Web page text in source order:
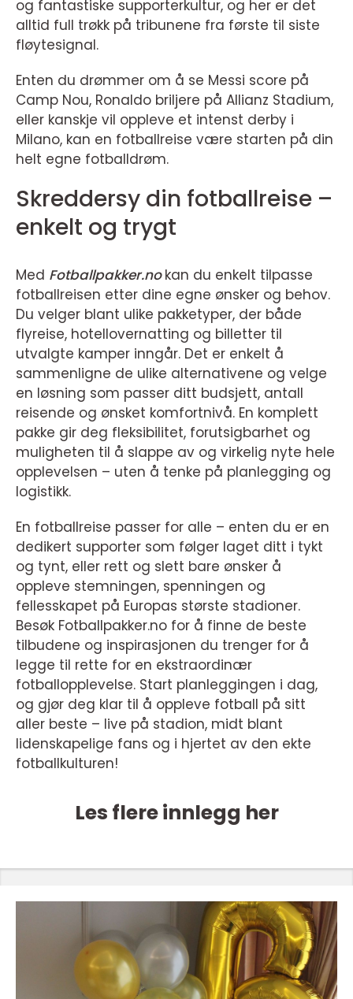
og fantastiske supporterkultur, og her er det
alltid full trøkk på tribunene fra første til siste
fløytesignal.
Enten du drømmer om å se Messi score på
Camp Nou, Ronaldo briljere på Allianz Stadium,
eller kanskje vil oppleve et intenst derby i
Milano, kan en fotballreise være starten på din
helt egne fotballdrøm.
Skreddersy din fotballreise –
enkelt og trygt
Med Fotballpakker.no kan du enkelt tilpasse
fotballreisen etter dine egne ønsker og behov.
Du velger blant ulike pakketyper, der både
flyreise, hotellovernatting og billetter til
utvalgte kamper inngår. Det er enkelt å
sammenligne de ulike alternativene og velge
en løsning som passer ditt budsjett, antall
reisende og ønsket komfortnivå. En komplett
pakke gir deg fleksibilitet, forutsigbarhet og
muligheten til å slappe av og virkelig nyte hele
opplevelsen – uten å tenke på planlegging og
logistikk.
En fotballreise passer for alle – enten du er en
dedikert supporter som følger laget ditt i tykt
og tynt, eller rett og slett bare ønsker å
oppleve stemningen, spenningen og
fellesskapet på Europas største stadioner.
Besøk Fotballpakker.no for å finne de beste
tilbudene og inspirasjonen du trenger for å
legge til rette for en ekstraordinær
fotballopplevelse. Start planleggingen i dag,
og gjør deg klar til å oppleve fotball på sitt
aller beste – live på stadion, midt blant
lidenskapelige fans og i hjertet av den ekte
fotballkulturen!
Les flere innlegg her